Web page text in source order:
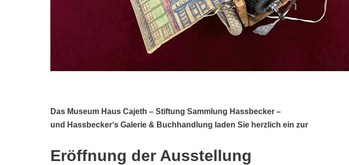
Das Museum Haus Cajeth – Stiftung Sammlung Hassbecker –
und Hassbecker‘s Galerie & Buchhandlung laden Sie herzlich ein zur
Eröffnung der Ausstellung